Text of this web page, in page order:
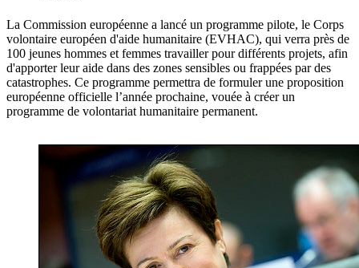
La Commission européenne a lancé un programme pilote, le Corps
volontaire européen d'aide humanitaire (EVHAC), qui verra près de
100 jeunes hommes et femmes travailler pour différents projets, afin
d'apporter leur aide dans des zones sensibles ou frappées par des
catastrophes. Ce programme permettra de formuler une proposition
européenne officielle l’année prochaine, vouée à créer un
programme de volontariat humanitaire permanent.